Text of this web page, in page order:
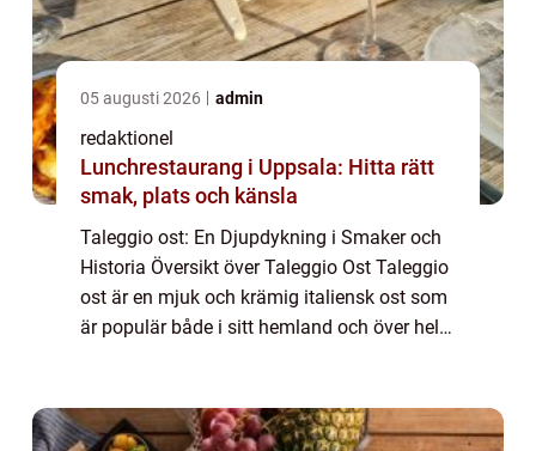
05 augusti 2026 admin
redaktionel
Lunchrestaurang i Uppsala: Hitta rätt
smak, plats och känsla
Taleggio ost: En Djupdykning i Smaker och
Historia Översikt över Taleggio Ost Taleggio
ost är en mjuk och krämig italiensk ost som
är populär både i sitt hemland och över hela